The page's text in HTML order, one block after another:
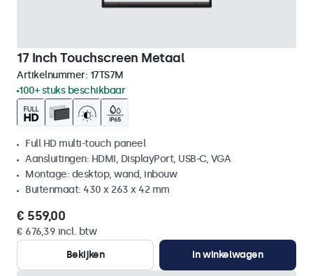
17 Inch Touchscreen Metaal
Artikelnummer: 17TS7M
100+ stuks beschikbaar
Full HD multi-touch paneel
Aansluitingen: HDMI, DisplayPort, USB-C, VGA
Montage: desktop, wand, inbouw
Buitenmaat: 430 x 263 x 42 mm
€ 559,00
€ 676,39 incl. btw
Bekijken
In winkelwagen